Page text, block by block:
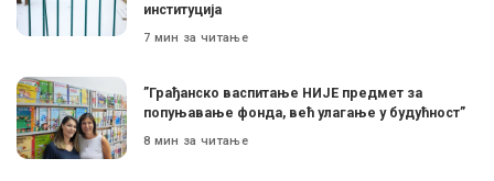
институција
7 мин за читање
”Грађанско васпитање НИЈЕ предмет за
попуњавање фонда, већ улагање у будућност”
8 мин за читање